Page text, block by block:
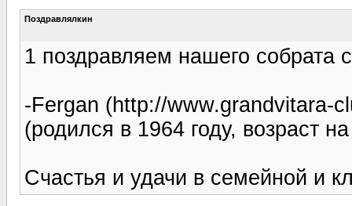
Поздравлялкин
1 поздравляем нашего собрата
-Fergan (http://www.grandvitara-
(родился в 1964 году, возраст
Счастья и удачи в семейной и